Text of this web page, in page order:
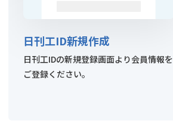
日刊工ID新規作成
日刊工IDの新規登録画面より会員情報を
ご登録ください。